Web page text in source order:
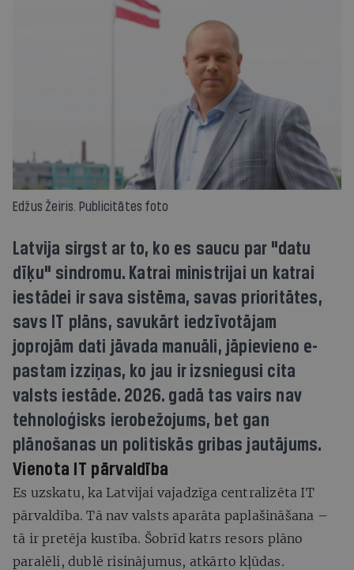
Edžus Žeiris. Publicitātes foto
Latvija sirgst ar to, ko es saucu par "datu
dīķu" sindromu. Katrai ministrijai un katrai
iestādei ir sava sistēma, savas prioritātes,
savs IT plāns, savukārt iedzīvotājam
joprojām dati jāvada manuāli, jāpievieno e-
pastam izziņas, ko jau ir izsniegusi cita
valsts iestāde. 2026. gadā tas vairs nav
tehnoloģisks ierobežojums, bet gan
plānošanas un politiskās gribas jautājums.
Vienota IT pārvaldība
Es uzskatu, ka Latvijai vajadzīga centralizēta IT
pārvaldība. Tā nav valsts aparāta paplašināšana –
tā ir pretēja kustība. Šobrīd katrs resors plāno
paralēli, dublē risinājumus, atkārto kļūdas.